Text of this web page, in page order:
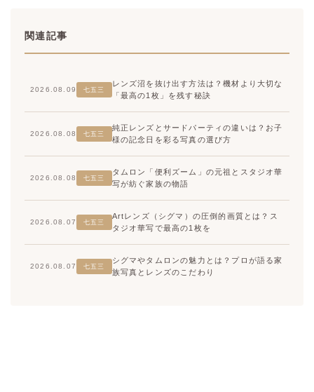
関連記事
2026.08.09 七五三
レンズ沼を抜け出す方法は？機材より大切な
「最高の1枚」を残す秘訣
2026.08.08 七五三
純正レンズとサードパーティの違いは？お子
様の記念日を彩る写真の選び方
2026.08.08 七五三
タムロン「便利ズーム」の元祖とスタジオ華
写が紡ぐ家族の物語
2026.08.07 七五三
Artレンズ（シグマ）の圧倒的画質とは？ス
タジオ華写で最高の1枚を
2026.08.07 七五三
シグマやタムロンの魅力とは？プロが語る家
族写真とレンズのこだわり